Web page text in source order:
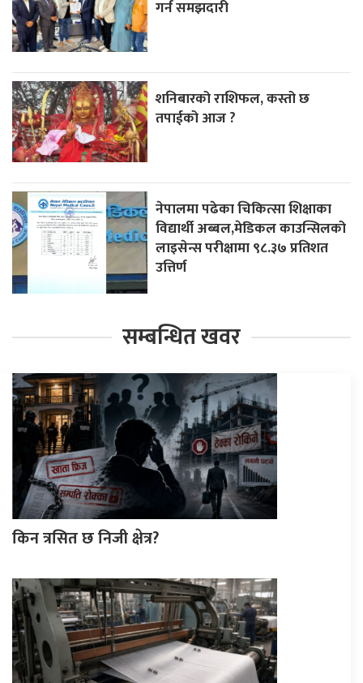
गर्न समझदारी
शनिबारको राशिफल, कस्तो छ
तपाईको आज ?
नेपालमा पढेका चिकित्सा शिक्षाका
विद्यार्थी अब्बल,मेडिकल काउन्सिलको
लाइसेन्स परीक्षामा ९८.३७ प्रतिशत
उत्तिर्ण
सम्बन्धित खवर
किन त्रसित छ निजी क्षेत्र?